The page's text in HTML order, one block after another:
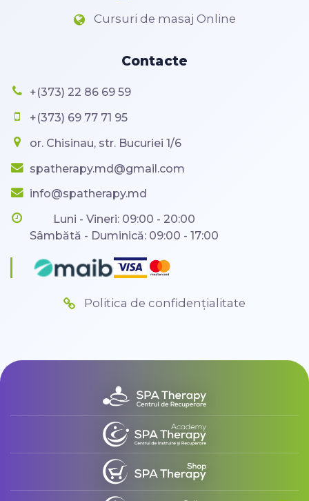
Cursuri de masaj Online
Contacte
+(373) 22 86 69 59
+(373) 69 77 71 95
or. Chisinau, str. Bucuriei 1/6
spatherapy.md@gmail.com
info@spatherapy.md
Luni - Vineri: 09:00 - 20:00
Sâmbătă - Duminică: 09:00 - 17:00
Politica de confidențialitate